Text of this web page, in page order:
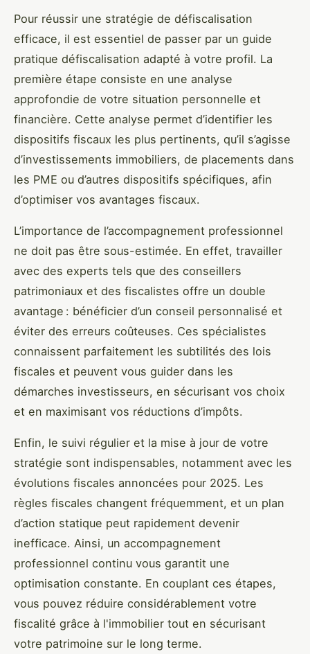
Pour réussir une stratégie de défiscalisation
efficace, il est essentiel de passer par un guide
pratique défiscalisation adapté à votre profil. La
première étape consiste en une analyse
approfondie de votre situation personnelle et
financière. Cette analyse permet d’identifier les
dispositifs fiscaux les plus pertinents, qu’il s’agisse
d’investissements immobiliers, de placements dans
les PME ou d’autres dispositifs spécifiques, afin
d’optimiser vos avantages fiscaux.
L’importance de l’accompagnement professionnel
ne doit pas être sous-estimée. En effet, travailler
avec des experts tels que des conseillers
patrimoniaux et des fiscalistes offre un double
avantage : bénéficier d’un conseil personnalisé et
éviter des erreurs coûteuses. Ces spécialistes
connaissent parfaitement les subtilités des lois
fiscales et peuvent vous guider dans les
démarches investisseurs, en sécurisant vos choix
et en maximisant vos réductions d’impôts.
Enfin, le suivi régulier et la mise à jour de votre
stratégie sont indispensables, notamment avec les
évolutions fiscales annoncées pour 2025. Les
règles fiscales changent fréquemment, et un plan
d’action statique peut rapidement devenir
inefficace. Ainsi, un accompagnement
professionnel continu vous garantit une
optimisation constante. En couplant ces étapes,
vous pouvez réduire considérablement votre
fiscalité grâce à l'immobilier tout en sécurisant
votre patrimoine sur le long terme.